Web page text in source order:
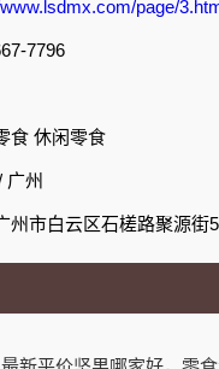
page/
7796
食 休闲零食
广州